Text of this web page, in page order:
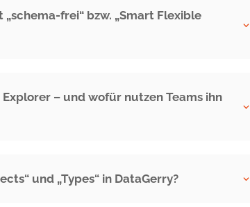
3
frei“ bzw. „Smart Flexible
3
Explorer – und wofür nutzen Teams ihn
3
und „Types“ in DataGerry?